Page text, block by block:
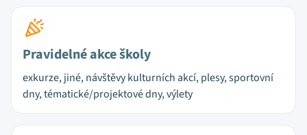
Pravidelné akce školy
exkurze, jiné, návštěvy kulturních akcí, plesy, sportovní
dny, tématické/projektové dny, výlety